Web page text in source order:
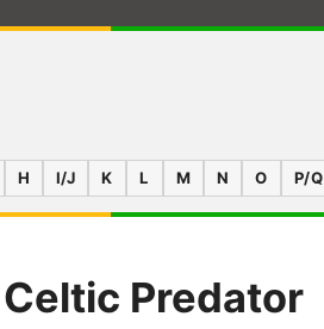
H I/J K L M N O P/Q
Predator